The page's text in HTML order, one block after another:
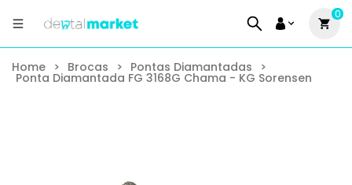
0
Home > Brocas > Pontas Diamantadas >
Ponta Diamantada FG 3168G Chama - KG Sorensen